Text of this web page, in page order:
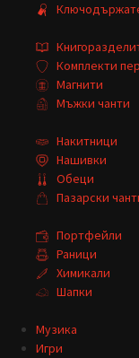
Комплекти
Магнити
Мъжки чанти
Накитници
Нашивки
Обеци
Пазарски
Портфейли
Раници
Химикали
Шапки
Музика
Игри